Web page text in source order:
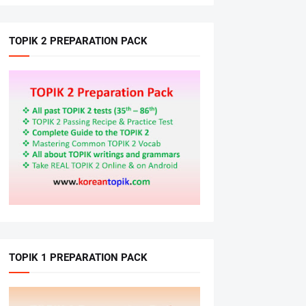
TOPIK 2 PREPARATION PACK
TOPIK 1 PREPARATION PACK